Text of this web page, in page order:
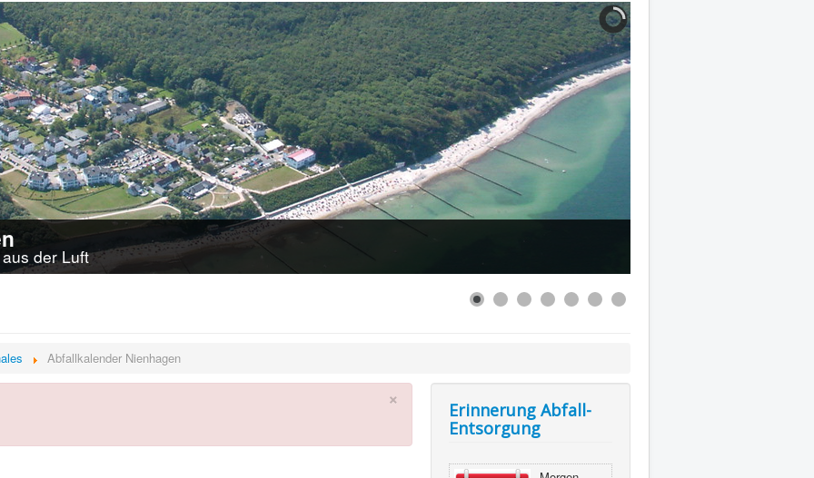
der Luft
Abfallkalender Nienhagen
×
Erinnerung Abfall-
Entsorgung